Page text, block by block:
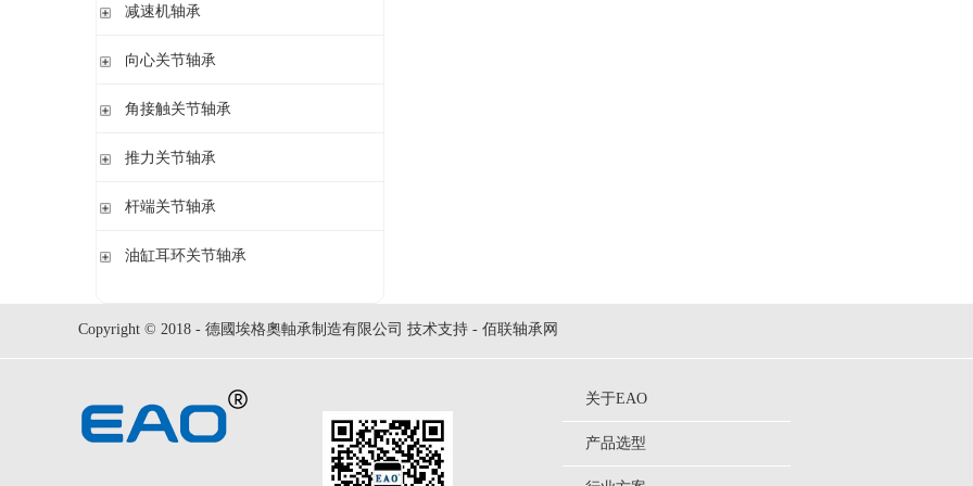
立式轴承座LOE,剖分用于圆柱孔调心滚子轴承
立式轴承座LOE,剖分适用于带紧定套的圆锥孔调心滚子轴承
立式轴承座BND,非剖分适用于调心滚子轴承
带法兰的轴承座F5,非剖分用于带紧定套的圆锥孔轴承
锁紧螺母
止动垫圈
止动卡板
减速机轴承
无外圈满装圆柱滚子轴承 RSL系列
外球面满滚子轴承 SL05,SL06 系列
双列满装圆柱滚子轴承 SL1849系列
单列满装圆柱滚子轴承 SL1830 系列
向心关节轴承
向心关节轴承
角接触关节轴承
角接触关节轴承
推力关节轴承
推力关节轴承
杆端关节轴承
杆端关节轴承
油缸耳环关节轴承
Copyright © 2018 - 德國埃格奧軸承制造有限公司 技术支持 - 佰联轴承网
关于EAO
产品选型